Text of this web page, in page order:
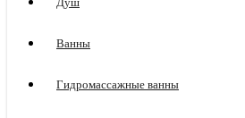
Ванны
Гидромассажные ванны